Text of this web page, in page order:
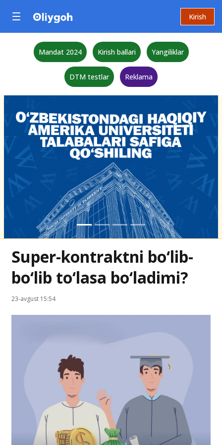
Kirish
Mandat 2024 Kirish ballari Yangiliklar
DTM testlar Reklama
Super-kontraktni bo‘lib-
bo‘lib to‘lasa bo‘ladimi?
23-avgust 15:54